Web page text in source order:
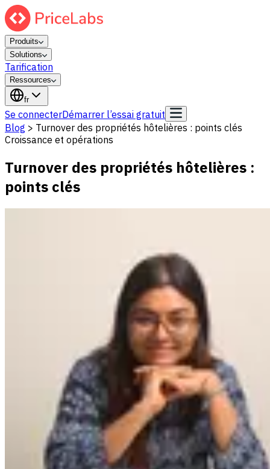
Produits
Solutions
Tarification
Ressources
fr
Se connecterDémarrer l’essai gratuit
Blog > Turnover des propriétés hôtelières : points clés
Croissance et opérations
Turnover des propriétés hôtelières :
points clés